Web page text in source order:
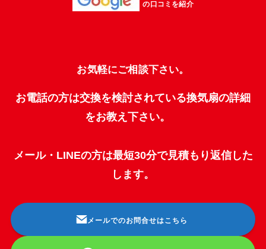
の口コミを紹介
お気軽にご相談下さい。
お電話の方は交換を検討されている換気扇の詳細
をお教え下さい。
メール・LINEの方は最短30分で見積もり返信した
します。
メールでのお問合せはこちら